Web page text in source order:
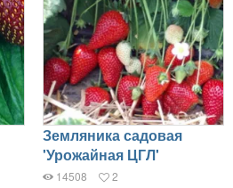
Земляника садовая
'Урожайная ЦГЛ'
14508 2